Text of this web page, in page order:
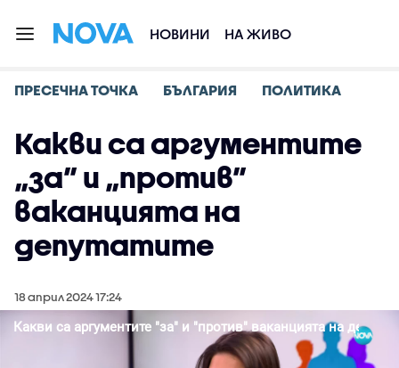
НОВИНИ НА ЖИВО
ПРЕСЕЧНА ТОЧКА БЪЛГАРИЯ ПОЛИТИКА
Какви са аргументите
„за” и „против”
ваканцията на
депутатите
18 април 2024 17:24